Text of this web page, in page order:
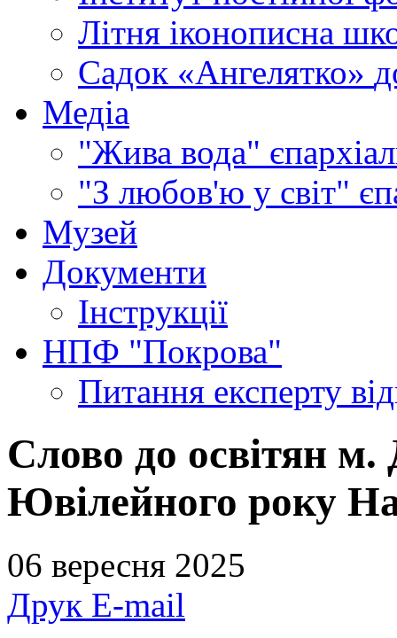
Літня іконописна
Садок «Ангелятко»
Медіа
"Жива вода"
"З любов'ю у світ"
Музей
Документи
Інструкції
НПФ "Покрова"
Питання експерту
Слово до освітян м.
Ювілейного року
06 вересня 2025
Друк E-mail